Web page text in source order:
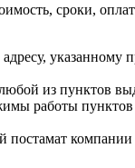
сроки,
указанному
любой из пунктов
работы
постамат